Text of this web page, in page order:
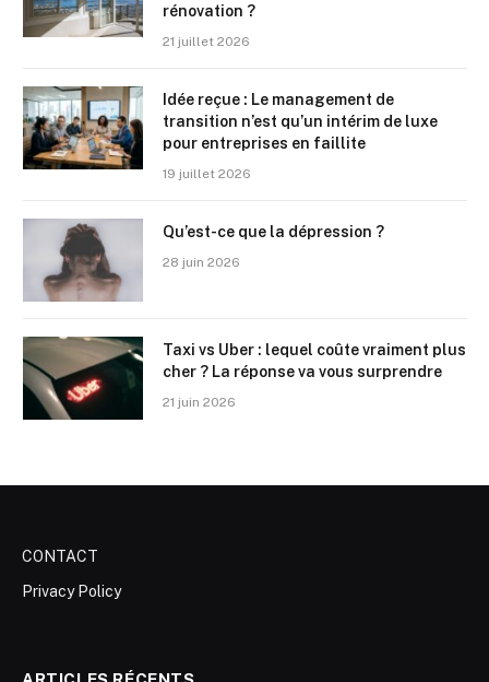
rénovation ?
21 juillet 2026
Idée reçue : Le management de
transition n’est qu’un intérim de luxe
pour entreprises en faillite
19 juillet 2026
Qu’est-ce que la dépression ?
28 juin 2026
Taxi vs Uber : lequel coûte vraiment plus
cher ? La réponse va vous surprendre
21 juin 2026
CONTACT
Privacy Policy